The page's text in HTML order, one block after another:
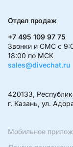
Отдел продаж
+7 495 109 97 75
Звонки и СМС с
18:00 по МСК
sales@divechat.ru
420133,
г. Казань, ул.
Мобильное